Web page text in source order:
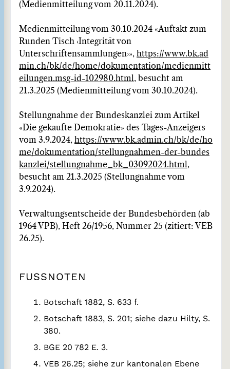
(Medienmitteilung vom 20.11.2024).
Medienmitteilung vom 30.10.2024 «Auftakt zum
Runden Tisch ‹Integrität von
Unterschriftensammlungen›», https://www.bk.ad
min.ch/bk/de/home/dokumentation/medienmitt
eilungen.msg-id-102980.html, besucht am
21.3.2025 (Medienmitteilung vom 30.10.2024).
Stellungnahme der Bundeskanzlei zum Artikel
«Die gekaufte Demokratie» des Tages-Anzeigers
vom 3.9.2024, https://www.bk.admin.ch/bk/de/ho
me/dokumentation/stellungnahmen-der-bundes
kanzlei/stellungnahme_bk_03092024.html,
besucht am 21.3.2025 (Stellungnahme vom
3.9.2024).
Verwaltungsentscheide der Bundesbehörden (ab
1964 VPB), Heft 26/1956, Nummer 25 (zitiert: VEB
26.25).
FUSSNOTEN
Botschaft 1882, S. 633 f.
Botschaft 1883, S. 201; siehe dazu Hilty, S.
380.
BGE 20 782 E. 3.
VEB 26.25; siehe zur kantonalen Ebene